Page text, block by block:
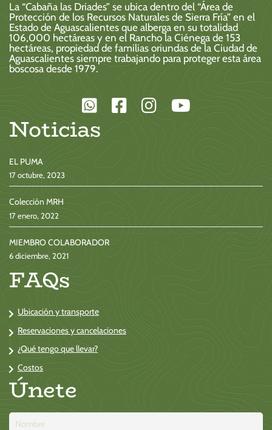
La “Cabaña las Driades” se ubica dentro del “Área de
Protección de los Recursos Naturales de Sierra Fría” en el
Estado de Aguascalientes que alberga en su totalidad
106,000 hectáreas y en el Rancho la Ciénega de 153
hectáreas, propiedad de familias oriundas de la Ciudad de
Aguascalientes siempre trabajando para proteger esta área
boscosa desde 1979.
Noticias
EL PUMA
17 octubre, 2023
Colección MRH
17 enero, 2022
MIEMBRO COLABORADOR
6 diciembre, 2021
FAQs
Ubicación y transporte
Reservaciones y cancelaciones
¿Qué tengo que llevar?
Costos
Únete